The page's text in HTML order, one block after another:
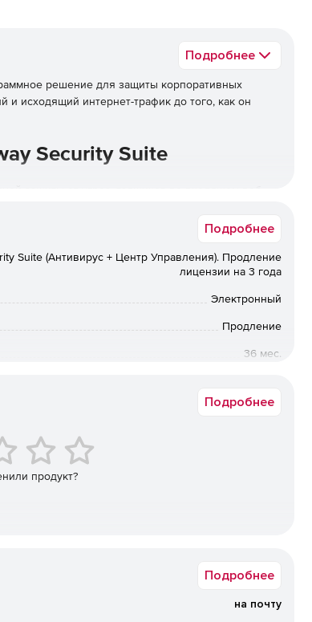
Подробнее
решение для защиты корпоративных
исходящий интернет-трафик до того, как он
Security Suite
защиты от угроз, таящихся во входящем веб-
уровне промежуточного узла проверки —
программ любого типа.
в режиме реального времени.
на сторонние службы проверки (ICAP-протокол),
Подробнее
Suite (Антивирус + Центр Управления). Продление
лицензии на 3 года
Электронный
Продление
36 мес.
Подробнее
продукт?
Подробнее
на почту